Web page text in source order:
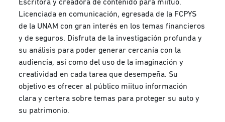
Escritora y creadora de contenido para miituo.
Licenciada en comunicación, egresada de la FCPYS
de la UNAM con gran interés en los temas financieros
y de seguros. Disfruta de la investigación profunda y
su análisis para poder generar cercanía con la
audiencia, así como del uso de la imaginación y
creatividad en cada tarea que desempeña. Su
objetivo es ofrecer al público miituo información
clara y certera sobre temas para proteger su auto y
su patrimonio.